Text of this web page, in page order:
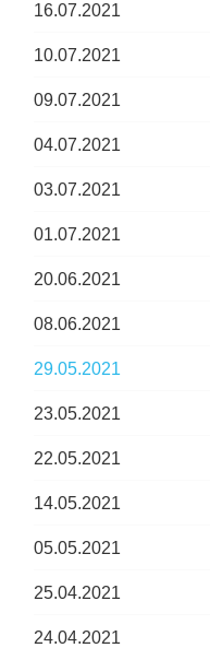
16.07.2021
10.07.2021
09.07.2021
04.07.2021
03.07.2021
01.07.2021
20.06.2021
08.06.2021
29.05.2021
23.05.2021
22.05.2021
14.05.2021
05.05.2021
25.04.2021
24.04.2021